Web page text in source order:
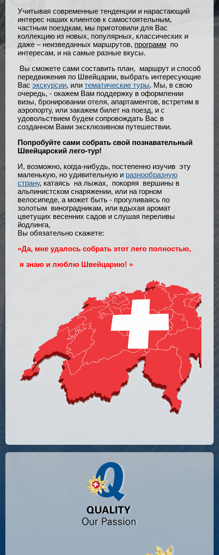
Учитывая современные тенденции и нарастающий
интерес наших клиентов к самостоятельным,
частным поездкам, мы приготовили для Вас
коллекцию из новых, популярных, классических и
даже – неизведанных маршрутов, программ по
интересам, и на самые разные вкусы.
Вы сможете сами составить план, маршрут и способ
передвижения по Швейцарии, выбрать интересующие
Васэкскурсии, илитематические туры. Мы, в свою
очередь, - окажем Вам поддержку в оформлении
визы, бронировании отеля, апартаментов, встретим в
аэропорту, или закажем билет на поезд, и с
удовольствием будем сопровождать Вас в
созданном Вами эксклюзивном путешествии.
Попробуйте сами собрать свой познавательный
Швейцарский лего-тур!
И, возможно, когда-нибудь, постепенно изучив эту
маленькую, но удивительную и разнообразную
страну, катаясь на лыжах, покоряя вершины в
альпинистском снаряжении, или на горном
велосипеде, а может быть - прогуливаясь по
золотым виноградникам, или вдыхая аромат
цветущих весенних садов и слушая переливы
йодлинга,
Вы обязательно скажете:
«Да, мне удалось собрать этот лего полностью,
я знаю и люблю Швейцарию!»